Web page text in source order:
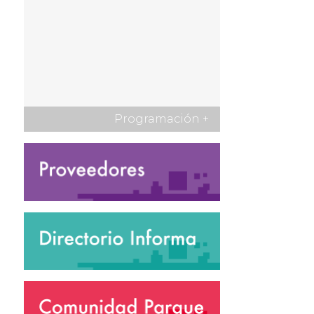
Programación +